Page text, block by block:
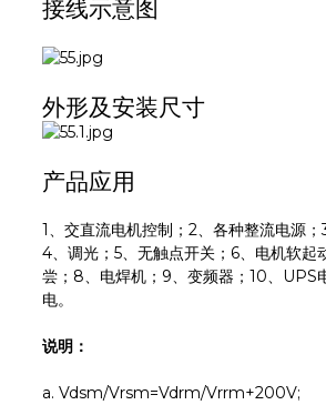
接线示意图
外形及安装尺寸
产品应用
1、交直流电机控制；2、各种整流电源；
4、调光；5、无触点开关；6、电机软起
尝；8、电焊机；9、变频器；10、UPS
电。
说明：
a. Vdsm/Vrsm=Vdrm/Vrrm+200V;